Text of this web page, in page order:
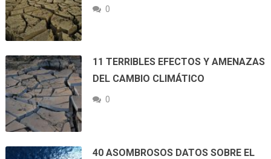
0
11 TERRIBLES EFECTOS Y AMENAZAS
DEL CAMBIO CLIMÁTICO
0
40 ASOMBROSOS DATOS SOBRE EL